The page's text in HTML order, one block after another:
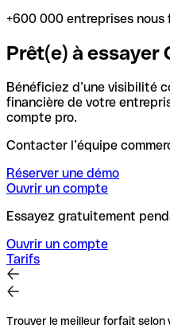
+600 000 entreprises
Prêt(e) à essayer
Bénéficiez d’une visibilité
financière de votre
compte pro.
Contacter l’équipe
Réserver une démo
Ouvrir un compte
Essayez gratuitement
Ouvrir un compte
Tarifs
Trouver le meilleur forfait selon